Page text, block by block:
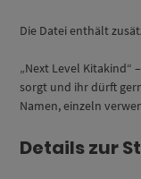
Die Datei enthält
„Next Level Kitakind“
sorgt und ihr dürft
Namen, einzeln
Details zur